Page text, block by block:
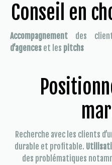
Conseil en
Accompagnement des
d’agences et les pitchs
Recherche avec les clients
durable et profitable.
des problématiques